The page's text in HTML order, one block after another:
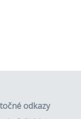
odkazy